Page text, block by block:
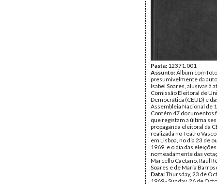
Pasta: 12371.001
Assunto:Álbum com
presumivelmente da
Isabel Soares, alusivas à
Comissão Eleitoral de
Democrática (CEUD) e
Assembleia Nacional de
Contém 47 documentos
que registam a última
propaganda eleitoral da
realizada no Teatro
em Lisboa, no dia 23 de
1969, e o dia das
nomeadamente das
Marcello Caetano, Raul
Soares e de Maria
Data:Thursday, 23 de
1969 - Sunday, 26 de